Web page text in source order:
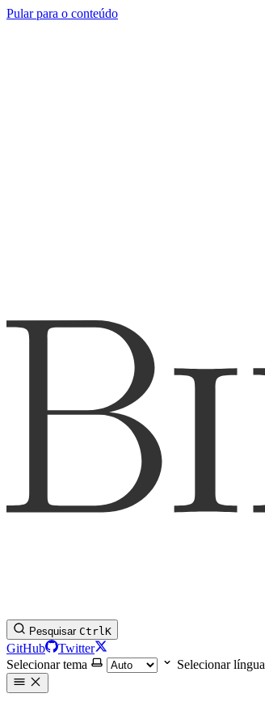
Pular para o conteúdo
Pesquisar CtrlK
GitHub
Twitter
Selecionar tema
Selecionar língua